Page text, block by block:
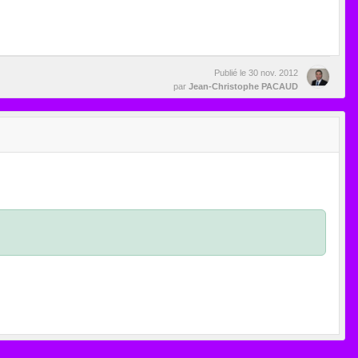
Publié le 30 nov. 2012
par Jean-Christophe PACAUD